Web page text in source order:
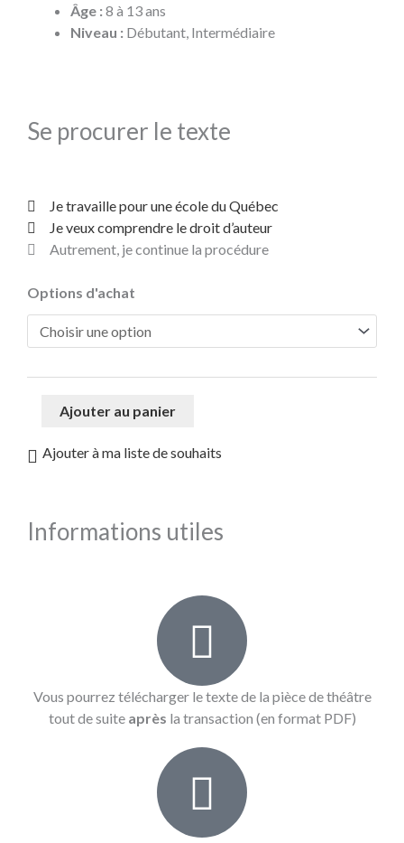
Âge : 8 à 13 ans
Niveau : Débutant, Intermédiaire
Se procurer le texte
Je travaille pour une école du Québec
Je veux comprendre le droit d’auteur
Autrement, je continue la procédure
Options d'achat
quantité
Tragédie
grecque
Ajouter au panier
Ajouter à ma liste de souhaits
Informations utiles
Vous pourrez télécharger le texte de la pièce de théâtre
tout de suite après la transaction (en format PDF)